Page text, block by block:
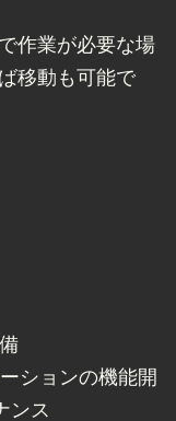
作業が必要な場
移動も可能で
ションの機能開
ンス